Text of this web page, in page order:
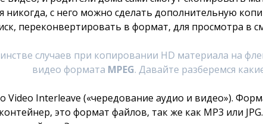
никогда, с него можно сделать дополнительную
переконвертировать в формат, для просмотра в
случаев при копировании HD материала на
видео формата MPEG. Давайте разберемся
Video Interleave («чередование аудио и видео»).
это формат файлов, так же как MP3 или